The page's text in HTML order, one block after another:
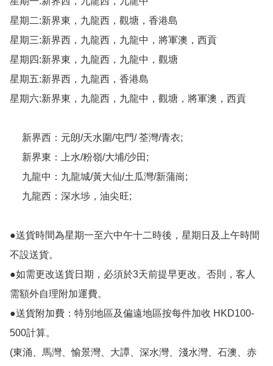
星期二:新界東，九龍西，觀塘，香港島
星期三:新界西，九龍西，九龍中，將軍澳，西貢
星期四:新界東，九龍西，九龍中，觀塘
星期五:新界西，九龍西，香港島
星期六:新界東，九龍西，九龍中，觀塘，將軍澳，西貢
●送貨時間為星期一至六中午十二時後，星期日及上午時間
不設送貨。
●如需更改送貨日期，必須於3天前提早更改。否則，客人
需額外自理附加運費。
●送貨附加費：特別地區及偏遠地區按每件加收 HKD100-
500計算。
(東涌、馬灣、愉景灣、大譚、深水灣、淺水灣、石澳、赤